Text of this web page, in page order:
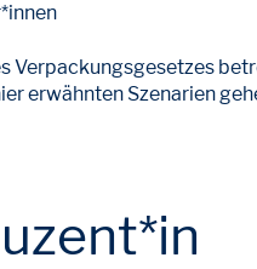
Verpackungsgesetzes
erwähnten Szenarien